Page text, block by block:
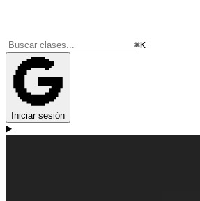
⌘K
Iniciar sesión